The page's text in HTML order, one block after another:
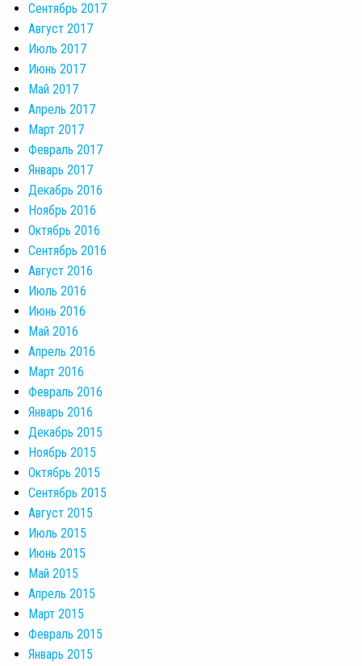
Сентябрь 2017
Август 2017
Июль 2017
Июнь 2017
Май 2017
Апрель 2017
Март 2017
Февраль 2017
Январь 2017
Декабрь 2016
Ноябрь 2016
Октябрь 2016
Сентябрь 2016
Август 2016
Июль 2016
Июнь 2016
Май 2016
Апрель 2016
Март 2016
Февраль 2016
Январь 2016
Декабрь 2015
Ноябрь 2015
Октябрь 2015
Сентябрь 2015
Август 2015
Июль 2015
Июнь 2015
Май 2015
Апрель 2015
Март 2015
Февраль 2015
Январь 2015